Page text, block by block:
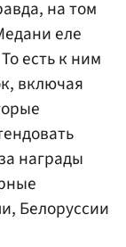
на том
еле
есть к ним
включая
награды
Белоруссии